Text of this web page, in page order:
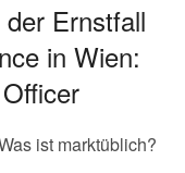
Ernstfall
in Wien:
ist marktüblich?